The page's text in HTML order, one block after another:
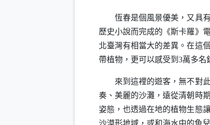
恆春是個風景優美，又具有
歷史小說而完成的《斯卡羅》
北臺灣有相當大的差異。在這
帶植物，更可以感受到3萬多名
來到這裡的遊客，無不對此
奏、美麗的沙灘，遠從清朝時
姿態，也透過在地的植物生態
沙漠形地域，或和海水中的魚